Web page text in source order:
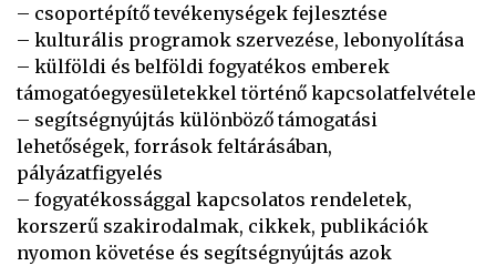
– csoportépítő tevékenységek fejlesztése
– kulturális programok szervezése, lebonyolítása
– külföldi és belföldi fogyatékos emberek
támogatóegyesületekkel történő kapcsolatfelvétele
– segítségnyújtás különböző támogatási
lehetőségek, források feltárásában,
pályázatfigyelés
– fogyatékossággal kapcsolatos rendeletek,
korszerű szakirodalmak, cikkek, publikációk
nyomon követése és segítségnyújtás azok